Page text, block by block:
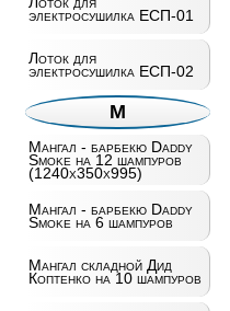
электросушилка ЕСП-01
Лоток для
электросушилка ЕСП-02
М
Мангал - барбекю Daddy
Smoke на 12 шампуров
(1240х350х995)
Мангал - барбекю Daddy
Smoke на 6 шампуров
Мангал складной Дид
Коптенко на 10 шампуров